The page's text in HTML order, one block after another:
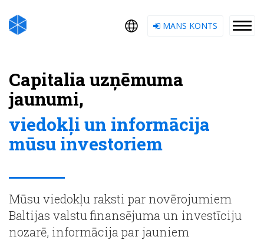
MANS KONTS
Capitalia uzņēmuma
jaunumi,
viedokļi un informācija
mūsu investoriem
Mūsu viedokļu raksti par novērojumiem
Baltijas valstu finansējuma un investīciju
nozarē, informācija par jauniem